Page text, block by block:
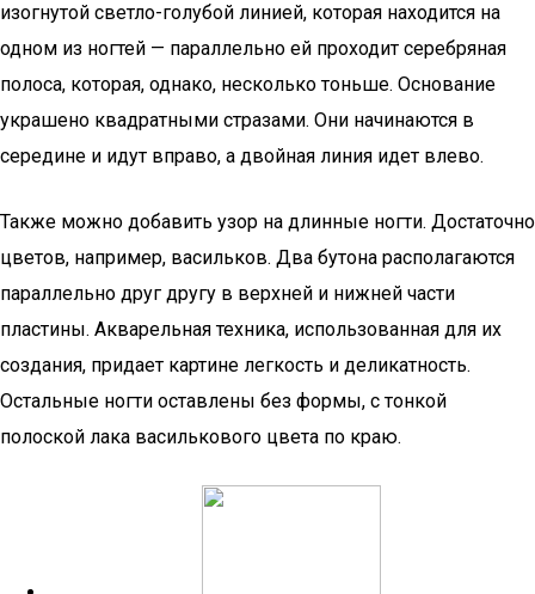
изогнутой светло-голубой линией, которая находится на
одном из ногтей — параллельно ей проходит серебряная
полоса, которая, однако, несколько тоньше. Основание
украшено квадратными стразами. Они начинаются в
середине и идут вправо, а двойная линия идет влево.
Также можно добавить узор на длинные ногти. Достаточно
цветов, например, васильков. Два бутона располагаются
параллельно друг другу в верхней и нижней части
пластины. Акварельная техника, использованная для их
создания, придает картине легкость и деликатность.
Остальные ногти оставлены без формы, с тонкой
полоской лака василькового цвета по краю.